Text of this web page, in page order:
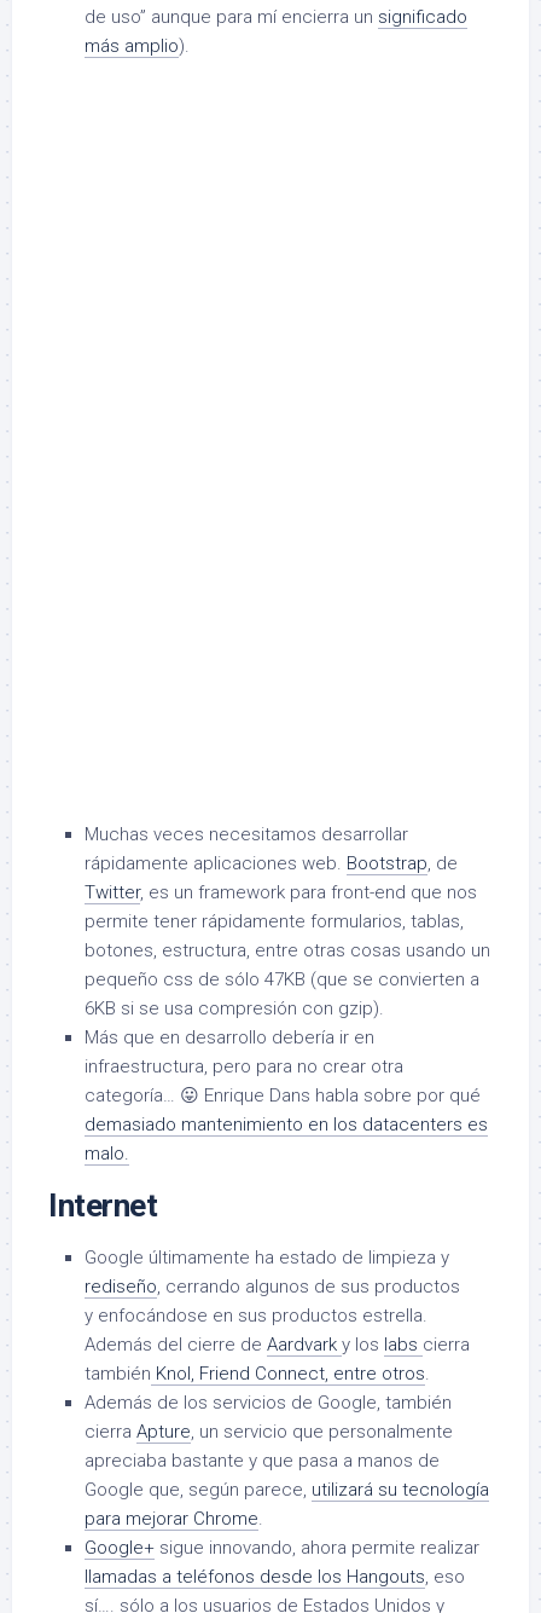
de uso” aunque para mí encierra un significado
más amplio).
Muchas veces necesitamos desarrollar
rápidamente aplicaciones web. Bootstrap, de
Twitter, es un framework para front-end que nos
permite tener rápidamente formularios, tablas,
botones, estructura, entre otras cosas usando un
pequeño css de sólo 47KB (que se convierten a
6KB si se usa compresión con gzip).
Más que en desarrollo debería ir en
infraestructura, pero para no crear otra
categoría… 😛 Enrique Dans habla sobre por qué
demasiado mantenimiento en los datacenters es
malo.
Internet
Google últimamente ha estado de limpieza y
rediseño, cerrando algunos de sus productos
y enfocándose en sus productos estrella.
Además del cierre de Aardvark y los labs cierra
también Knol, Friend Connect, entre otros.
Además de los servicios de Google, también
cierra Apture, un servicio que personalmente
apreciaba bastante y que pasa a manos de
Google que, según parece, utilizará su tecnología
para mejorar Chrome.
Google+ sigue innovando, ahora permite realizar
llamadas a teléfonos desde los Hangouts, eso
sí…. sólo a los usuarios de Estados Unidos y